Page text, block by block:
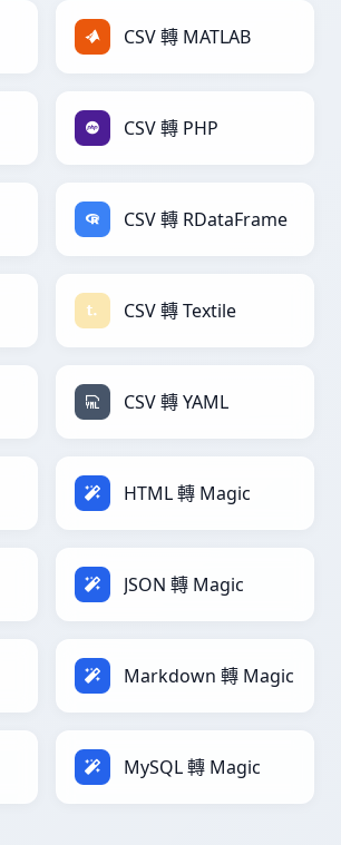
CSV 轉 MATLAB
CSV 轉 PHP
CSV 轉 RDataFrame
CSV 轉 Textile
CSV 轉 YAML
HTML 轉 Magic
JSON 轉 Magic
Markdown 轉 Magic
MySQL 轉 Magic